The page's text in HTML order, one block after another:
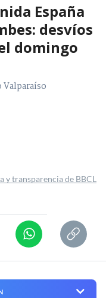
España
desvíos
domingo
Valparaíso
y transparencia de BBCL